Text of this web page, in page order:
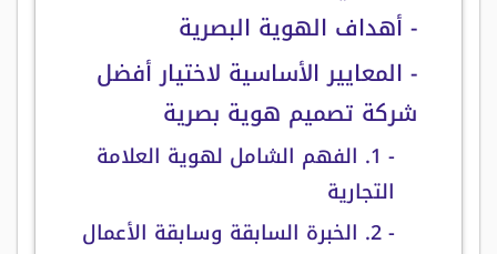
- أهداف الهوية البصرية
- المعايير الأساسية لاختيار أفضل
شركة تصميم هوية بصرية
- 1. الفهم الشامل لهوية العلامة
التجارية
- 2. الخبرة السابقة وسابقة الأعمال